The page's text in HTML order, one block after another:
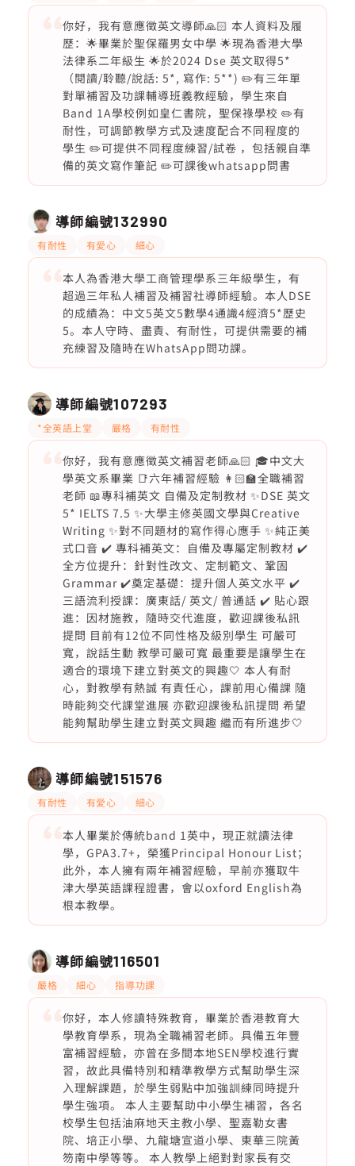
你好，我有意應徵英文導師🙏🏻 本人資料及履
歷：🌟畢業於聖保羅男女中學 🌟現為香港大學
法律系二年級生 🌟於2024 Dse 英文取得5*
（閱讀/聆聽/說話: 5*, 寫作: 5**) ✏️有三年單
對單補習及功課輔導班義教經驗，學生來自
Band 1A學校例如皇仁書院，聖保祿學校 ✏️有
耐性，可調節教學方式及速度配合不同程度的
學生 ✏️可提供不同程度練習/試卷 ，包括親自準
備的英文寫作筆記 ✏️可課後whatsapp問書
導師編號132990
有耐性 有愛心 細心
本人為香港大學工商管理學系三年級學生，有
超過三年私人補習及補習社導師經驗。本人DSE
的成績為：中文5英文5數學4通識4經濟5*歷史
5。本人守時、盡責、有耐性，可提供需要的補
充練習及隨時在WhatsApp問功課。
導師編號107293
*全英語上堂 嚴格 有耐性
你好，我有意應徵英文補習老師🙏🏻 🎓中文大
學英文系畢業 📑六年補習經驗 👩🏻‍🏫全職補習
老師 📖專科補英文 自備及定制教材 ✨DSE 英文
5* IELTS 7.5 ✨大學主修英國文學與Creative
Writing ✨對不同題材的寫作得心應手 ✨純正美
式口音 ✔️ 專科補英文：自備及專屬定制教材 ✔️
全方位提升：針對性改文、定制範文、鞏固
Grammar ✔️奠定基礎：提升個人英文水平 ✔️
三語流利授課：廣東話/ 英文/ 普通話 ✔️ 貼心跟
進：因材施教，隨時交代進度，歡迎課後私訊
提問 目前有12位不同性格及級別學生 可嚴可
寬，說話生動 教學可嚴可寬 最重要是讓學生在
適合的環境下建立對英文的興趣🤍 本人有耐
心，對教學有熱誠 有責任心，課前用心備課 隨
時能夠交代課堂進展 亦歡迎課後私訊提問 希望
能夠幫助學生建立對英文興趣 繼而有所進步🤍
導師編號151576
有耐性 有愛心 細心
本人畢業於傳統band 1英中，現正就讀法律
學，GPA3.7+，榮獲Principal Honour List；
此外，本人擁有兩年補習經驗，早前亦獲取牛
津大學英語課程證書，會以oxford English為
根本教學。
導師編號116501
嚴格 細心 指導功課
你好，本人修讀特殊教育，畢業於香港教育大
學教育學系，現為全職補習老師。具備五年豐
富補習經驗，亦曾在多間本地SEN學校進行實
習，故此具備特別和精準教學方式幫助學生深
入理解課題，於學生弱點中加強訓練同時提升
學生強項。 本人主要幫助中小學生補習，各名
校學生包括油麻地天主教小學、聖嘉勒女書
院、培正小學、九龍塘宣道小學、東華三院黃
笏南中學等等。 本人教學上絕對對家長有交